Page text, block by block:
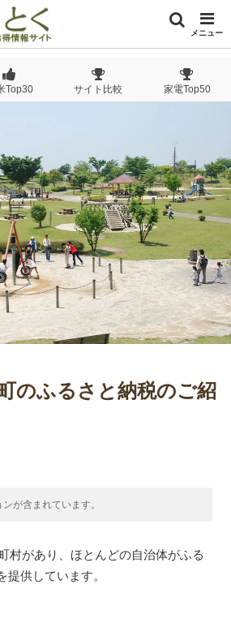
メニュー
Top30 サイト比較 家電Top50
のふるさと納税のご紹
が含まれています。
村があり、ほとんどの自治体がふる
提供しています。